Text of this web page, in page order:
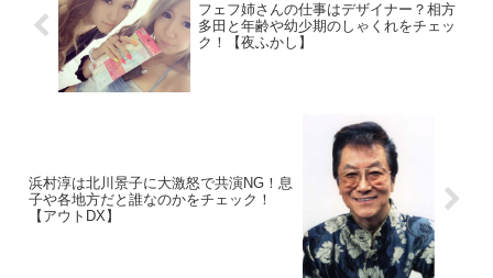
フェフ姉さんの仕事はデザイナー？相方
多田と年齢や幼少期のしゃくれをチェッ
ク！【夜ふかし】
浜村淳は北川景子に大激怒で共演NG！息
子や各地方だと誰なのかをチェック！
【アウトDX】